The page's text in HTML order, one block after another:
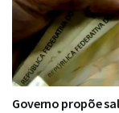
Governo propõe